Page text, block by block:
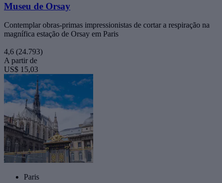
Museu de Orsay
Contemplar obras-primas impressionistas de cortar a respiração na
magnífica estação de Orsay em Paris
4,6 (24.793)
A partir de
US$ 15,03
Paris